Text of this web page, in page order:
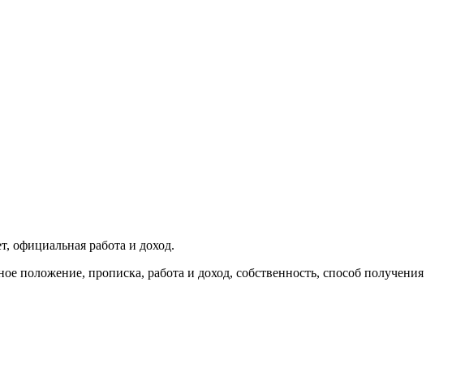
официальная работа и доход.
положение, прописка, работа и доход, собственность, способ получения